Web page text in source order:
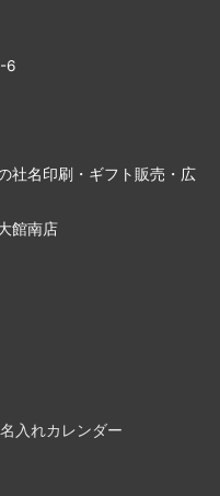
名印刷・ギフト販売・広
館南店
入れカレンダー